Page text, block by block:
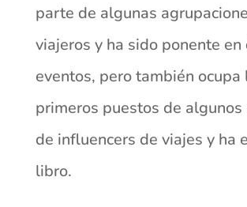
parte de algunas
viajeros y ha sido ponente en
eventos, pero también ocupa
primeros puestos de algunos
de influencers de viajes y ha
libro.